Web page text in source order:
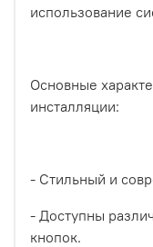
использование
Основные
инсталляции:
- Стильный и
- Доступны
кнопок.